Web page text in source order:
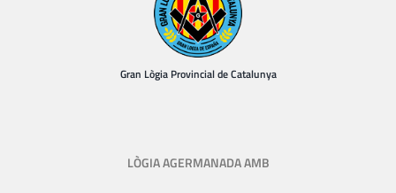
Gran Lògia Provincial de Catalunya
LÒGIA AGERMANADA AMB